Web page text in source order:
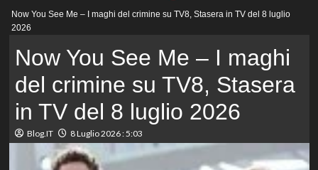
principale
Now You See Me – I maghi del crimine su TV8, Stasera in TV del 8 luglio
2026
Now You See Me – I maghi
del crimine su TV8, Stasera
in TV del 8 luglio 2026
Blog.IT 8 Luglio 2026 : 5:03